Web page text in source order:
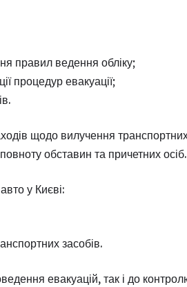
правил ведення обліку;
процедур евакуації;
щодо вилучення
обставин та причетних осіб.
у Києві:
засобів.
евакуацій, так і до